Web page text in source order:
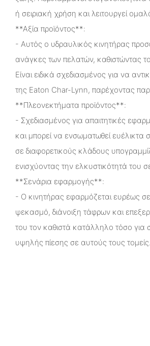
ή σειριακή χρήση και λειτουργεί
**Αξία προϊόντος**:
- Αυτός ο υδραυλικός κινητήρας
ανάγκες των πελατών, καθιστώντας
Είναι ειδικά σχεδιασμένος για να
της Eaton Char-Lynn, παρέχοντας
**Πλεονεκτήματα προϊόντος**:
- Σχεδιασμένος για απαιτητικές
και μπορεί να ενσωματωθεί
σε διαφορετικούς κλάδους
ενισχύοντας την ελκυστικότητά του
**Σενάρια εφαρμογής**:
- Ο κινητήρας εφαρμόζεται ευρέως
ψεκασμό, διάνοιξη τάφρων και
του τον καθιστά κατάλληλο τόσο για
υψηλής πίεσης σε αυτούς τους τομείς.